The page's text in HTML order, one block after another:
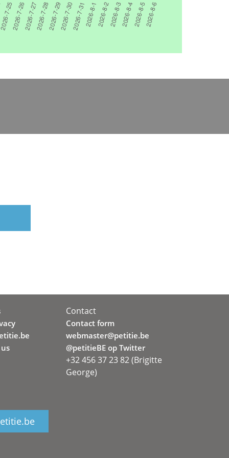
Contact
Contact form
webmaster@petitie.be
@petitieBE op Twitter
+32 456 37 23 82 (Brigitte
George)